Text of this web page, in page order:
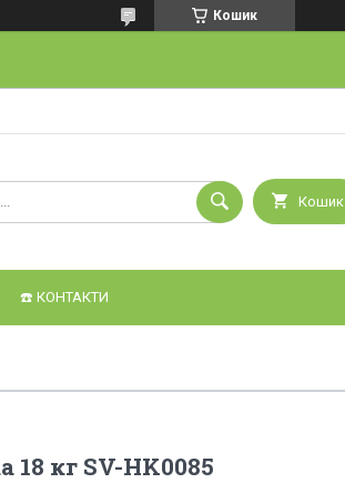
Кошик
Кошик
☎️ КОНТАКТИ
18 кг SV-HK0085